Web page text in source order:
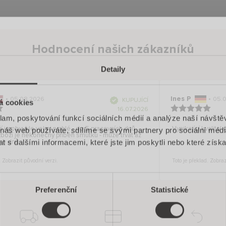
Detaily
cookies
poskytování funkcí sociálních médií a analýze naší
web používáte, sdílíme se svými partnery pro sociální
s dalšími informacemi, které jste jim poskytli nebo které
Preferenční Statistické
Hodnocení našich zákazníků
• 05.08.2026
O
v
n
z
á
k
z
KUPUJÍCÍ
16.07.2026
je obvykle velmi rychlé - do 5 pracovních dnů,
je nekonečný příběh smutku - může trvat až
dnů.
Zobrazit původní verzi.
Ines P •
Vynikající kvalita!
Toto je překlad.